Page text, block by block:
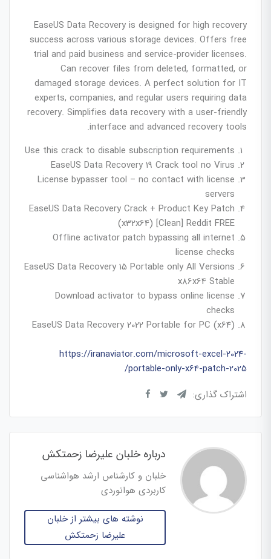
EaseUS Data Recovery is designed for high recovery
success across various storage devices. Offers free
trial and paid business and service-provider licenses.
Can recover files from deleted, formatted, or
damaged storage devices. A perfect solution for IT
experts, companies, and regular users requiring data
recovery. Simplifies data recovery with a user-friendly
interface and advanced recovery tools.
Use this crack to disable subscription requirements
EaseUS Data Recovery 19 Crack tool no Virus
License bypasser tool – no contact with license
servers
EaseUS Data Recovery Crack + Product Key Patch
(x32x64) [Clean] Reddit FREE
Offline activator patch bypassing all internet
license checks
EaseUS Data Recovery 15 Portable only All Versions
x86x64 Stable
Download activator to bypass online license
checks
EaseUS Data Recovery 2022 Portable for PC (x64)
https://iranaviator.com/microsoft-excel-2024-
portable-only-x64-patch-2025/
اشتراک گذاری:
درباره خلبان علیرضا زحمتکش
خلبان و کارشناس ارشد هواشناسی
کاربردی هوانوردی
نوشته های بیشتر از خلبان
علیرضا زحمتکش